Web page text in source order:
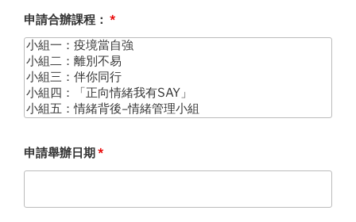
申請合辦課程： *
申請舉辦日期 *